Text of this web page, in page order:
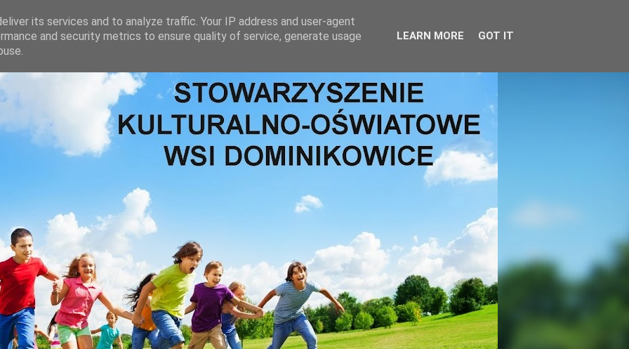
its services and to analyze traffic. Your IP address and user-agent
and security metrics to ensure quality of service, generate usage
LEARN MORE GOT IT